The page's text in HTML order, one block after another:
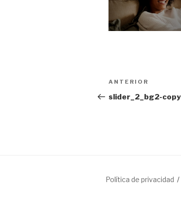
Navegación
de
Entrada
anterior:
ANTERIOR
slider_2_bg2-
Política de privacidad